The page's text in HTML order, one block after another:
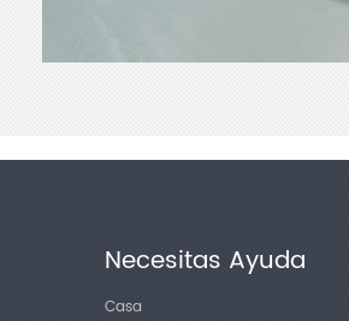
Necesitas Ayuda
Casa